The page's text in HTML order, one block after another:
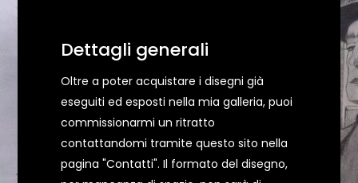
Dettagli generali
Oltre a poter acquistare i disegni già
eseguiti ed esposti nella mia galleria, puoi
commissionarmi un ritratto
contattandomi tramite questo sito nella
pagina "Contatti". Il formato del disegno,